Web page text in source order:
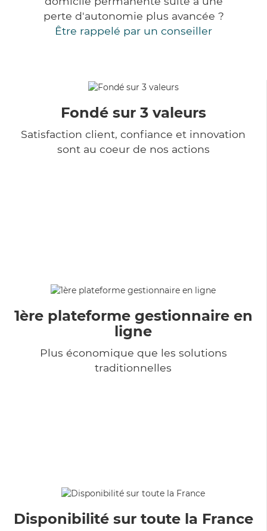
perte d'autonomie plus avancée ?
Être rappelé par un conseiller
Fondé sur 3 valeurs
Satisfaction client, confiance et innovation
sont au coeur de nos actions
1ère plateforme gestionnaire en
ligne
Plus économique que les solutions
traditionnelles
Disponibilité sur toute la France